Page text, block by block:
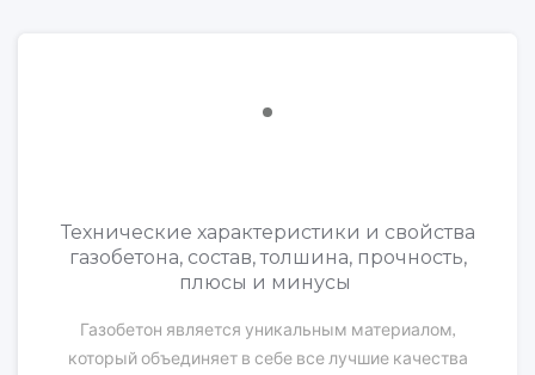
Технические характеристики и свойства
газобетона, состав, толшина, прочность,
плюсы и минусы
Газобетон является уникальным материалом,
который объединяет в себе все лучшие качества